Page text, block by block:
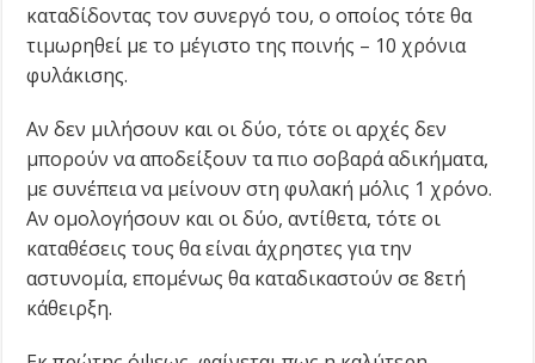
καταδίδοντας τον συνεργό του, ο οποίος τότε θα
τιμωρηθεί με το μέγιστο της ποινής – 10 χρόνια
φυλάκισης.
Αν δεν μιλήσουν και οι δύο, τότε οι αρχές δεν
μπορούν να αποδείξουν τα πιο σοβαρά αδικήματα,
με συνέπεια να μείνουν στη φυλακή μόλις 1 χρόνο.
Αν ομολογήσουν και οι δύο, αντίθετα, τότε οι
καταθέσεις τους θα είναι άχρηστες για την
αστυνομία, επομένως θα καταδικαστούν σε 8ετή
κάθειρξη.